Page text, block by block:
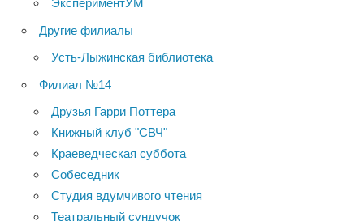
ЭкспериментУМ
Другие филиалы
Усть-Лыжинская библиотека
Филиал №14
Друзья Гарри Поттера
Книжный клуб "СВЧ"
Краеведческая суббота
Собеседник
Студия вдумчивого чтения
Театральный сундучок